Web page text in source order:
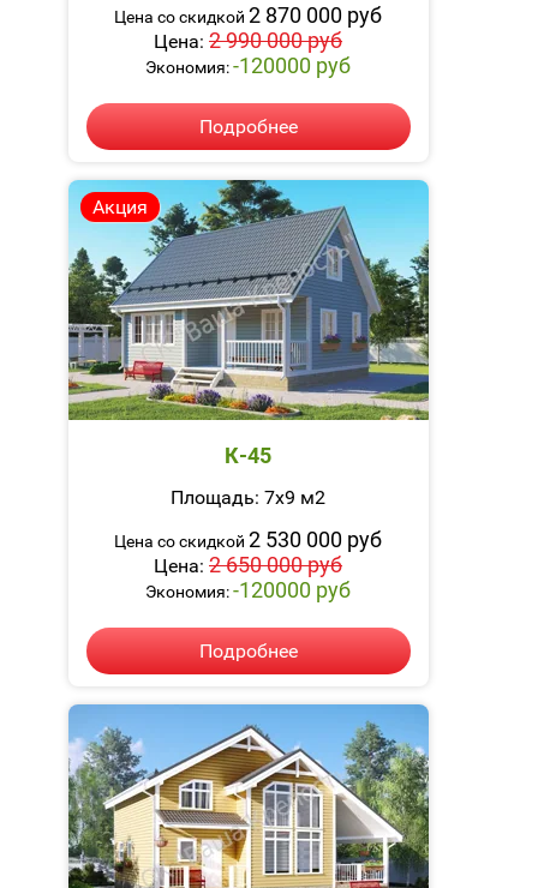
Цена со скидкой 2 870 000 руб
Цена: 2 990 000 руб
Экономия:-120000 руб
Подробнее
К-45
Площадь: 7х9 м2
Цена со скидкой 2 530 000 руб
Цена: 2 650 000 руб
Экономия:-120000 руб
Акция
Подробнее